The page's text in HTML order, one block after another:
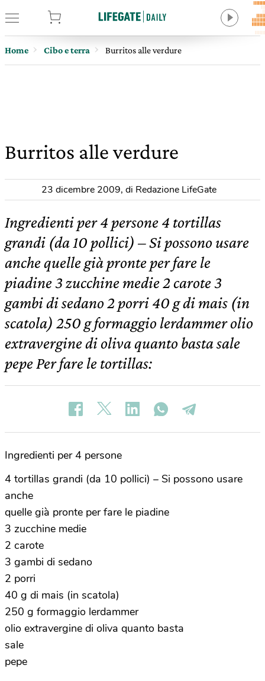
Home Cibo e terra Burritos alle verdure
Burritos alle verdure
23 dicembre 2009, di Redazione LifeGate
Ingredienti per 4 persone 4 tortillas
grandi (da 10 pollici) – Si possono usare
anche quelle già pronte per fare le
piadine 3 zucchine medie 2 carote 3
gambi di sedano 2 porri 40 g di mais (in
scatola) 250 g formaggio lerdammer olio
extravergine di oliva quanto basta sale
pepe Per fare le tortillas:
Ingredienti per 4 persone
4 tortillas grandi (da 10 pollici) – Si possono usare
anche
quelle già pronte per fare le piadine
3 zucchine medie
2 carote
3 gambi di sedano
2 porri
40 g di mais (in scatola)
250 g formaggio lerdammer
olio extravergine di oliva quanto basta
sale
pepe